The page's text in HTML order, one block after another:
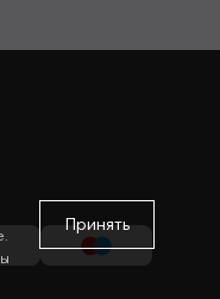
Принять